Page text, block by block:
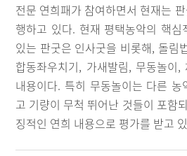
전문 연희패가 참여하면서 현재는
행하고 있다. 현재 평택농악의 핵
있는 판굿은 인사굿을 비롯해, 돌림
합동좌우치기, 가새발림, 무동놀이
내용이다. 특히 무동놀이는 다른
고 기량이 무척 뛰어난 것들이 포함
징적인 연희 내용으로 평가를 받고